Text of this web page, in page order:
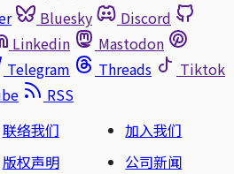
Bluesky
Discord
Linkedin
Mastodon
Telegram Threads
Tiktok
RSS
联络我们
加入我们
版权声明
公司新闻